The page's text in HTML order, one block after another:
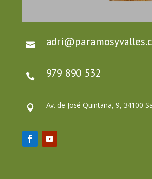

 979 890 532
 Av. de José Quintana, 9, 34100